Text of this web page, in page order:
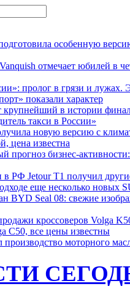
особенную
отмечает юбилей в
пролог в грязи и лужах.
показали характер
в истории
такси в России»
новую версию с
цена известна
прогноз бизнес-активности:
РФ Jetour T1 получил
еще несколько новых
BYD Seal 08: свежие
кроссоверов Volga
C50, все цены известны
производство моторного